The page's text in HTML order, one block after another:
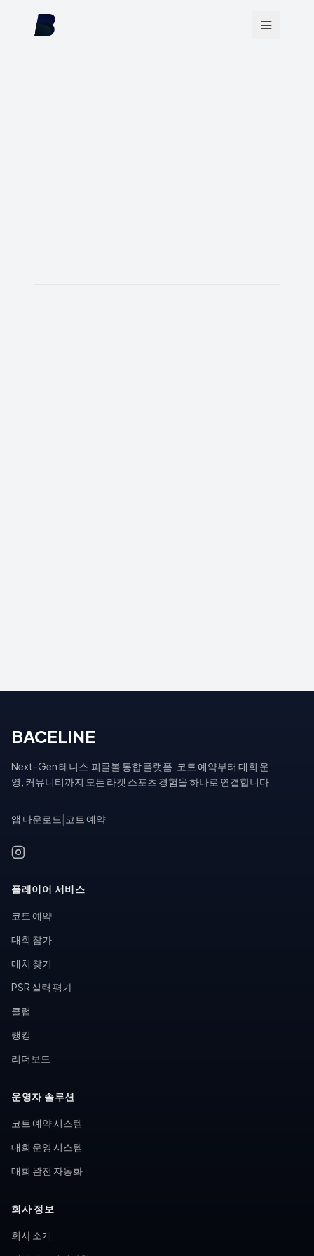
BACELINE
Next-Gen 테니스·피클볼 통합 플랫폼. 코트 예약부터 대회 운
영, 커뮤니티까지 모든 라켓 스포츠 경험을 하나로 연결합니다.
앱 다운로드 코트 예약
플레이어 서비스
코트 예약
대회 참가
매치 찾기
PSR 실력 평가
클럽
랭킹
리더보드
운영자 솔루션
코트 예약 시스템
대회 운영 시스템
대회 완전 자동화
회사 정보
회사 소개